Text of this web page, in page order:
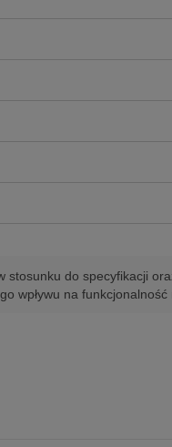
do specyfikacji
wpływu na funkcjonalność